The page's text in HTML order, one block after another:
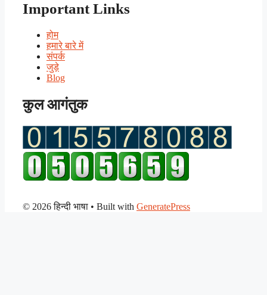
Important Links
होम
हमारे बारे में
संपर्क
जुड़े
Blog
कुल आगंतुक
© 2026 हिन्दी भाषा • Built with GeneratePress